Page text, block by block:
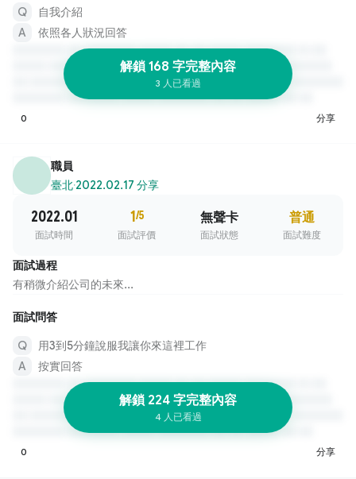
自我介紹
依照各人狀況回答
解鎖 168 字完整內容
3 人已看過
0 分享
職員
臺北·2022.02.17 分享
2022.01
面試時間
1/5
面試評價
無聲卡
面試狀態
普通
面試難度
面試過程
有稍微介紹公司的未來...
面試問答
用3到5分鐘說服我讓你來這裡工作
按實回答
解鎖 224 字完整內容
4 人已看過
0 分享